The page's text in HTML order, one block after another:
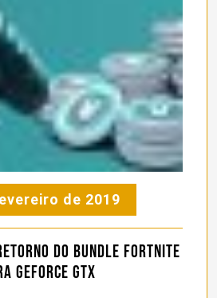
de 2019
retorno do bundle Fortnite
GeForce GTX